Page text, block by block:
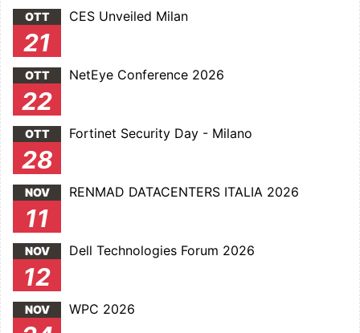
OTT
21
CES Unveiled Milan
OTT
22
NetEye Conference 2026
OTT
28
Fortinet Security Day - Milano
NOV
11
RENMAD DATACENTERS ITALIA 2026
NOV
12
Dell Technologies Forum 2026
NOV WPC 2026